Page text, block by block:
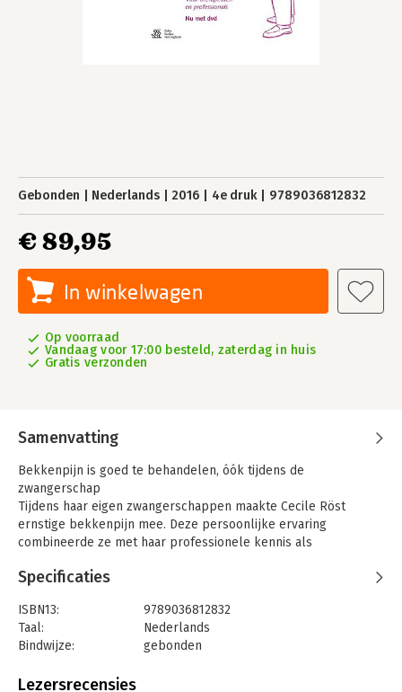
Gebonden Nederlands 2016 4e druk 9789036812832
€ 89,95
In winkelwagen
Op voorraad
Vandaag voor 17:00 besteld, zaterdag in huis
Gratis verzonden
Samenvatting
Bekkenpijn is goed te behandelen, óók tijdens de
zwangerschap
Tijdens haar eigen zwangerschappen maakte Cecile Röst
ernstige bekkenpijn mee. Deze persoonlijke ervaring
combineerde ze met haar professionele kennis als
effectieve aanpak van bekkenpijn. De afgelopen 15 jaar heeft
de Röstmethode veelvuldig toegepast door patiënten én
hulpverleners, en wordt deze aangeraden door
verloskundigen en artsen in heel Nederland maar ook
De patiënten die de Röstmethode volgen, gebruiken geen
Specificaties
ISBN13:
9789036812832
Taal:
Nederlands
Bindwijze:
gebonden
Uitgever:
Lezersrecensies